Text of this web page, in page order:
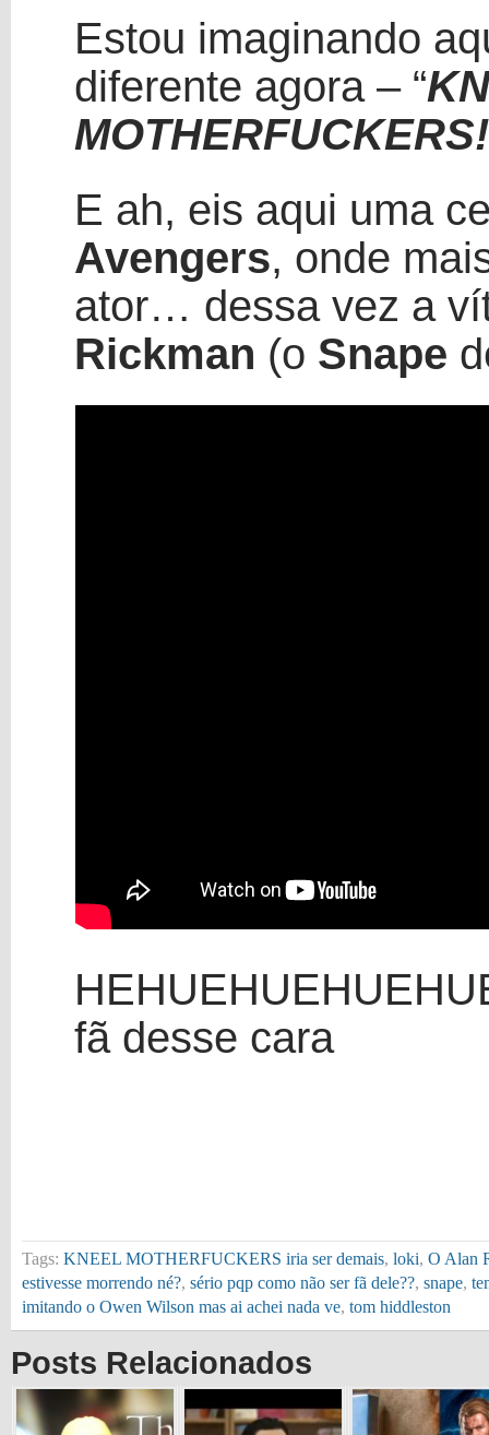
Estou imaginando
diferente agora – “
E ah, eis aqui uma
Avengers, onde
ator… dessa vez a
Rickman (o Snape
fã desse cara
Tags: KNEEL MOTHERFUCKERS iria ser demais, loki, O Alan
estivesse morrendo né?, sério pqp como não ser fã dele??, snape,
imitando o Owen Wilson mas ai achei nada ve, tom hiddleston
Posts Relacionados